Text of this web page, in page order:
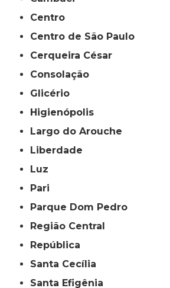
Centro
Centro de São Paulo
Cerqueira César
Consolação
Glicério
Higienópolis
Largo do Arouche
Liberdade
Luz
Pari
Parque Dom Pedro
Região Central
República
Santa Cecília
Santa Efigênia